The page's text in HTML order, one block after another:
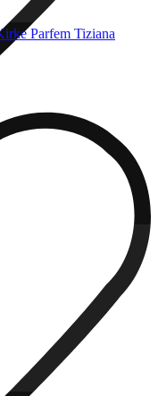
Parfem Tiziana